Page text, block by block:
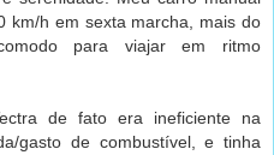
km/h em sexta marcha, mais do
para viajar em ritmo
de fato era ineficiente na
gasto de combustível, e tinha